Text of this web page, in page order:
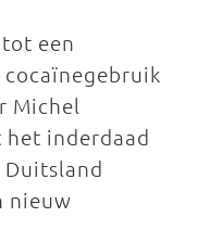
een
cocaïnegebruik
Michel
het inderdaad
nieuw